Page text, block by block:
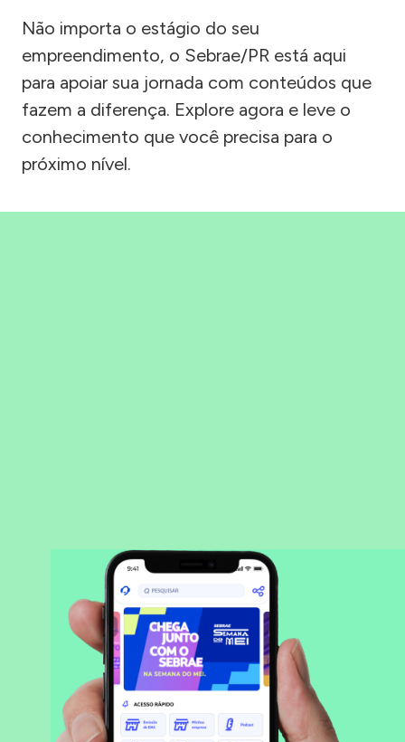
Não importa o estágio do seu
empreendimento, o Sebrae/PR está aqui
para apoiar sua jornada com conteúdos que
fazem a diferença. Explore agora e leve o
conhecimento que você precisa para o
próximo nível.